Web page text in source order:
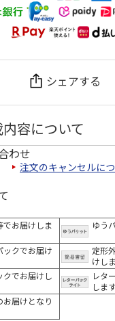
シェアする
容について
わせ
注文のキャンセルに
でお届けしま
ゆう
ックでお届け
定形
けし
クでお届けし
レタ
しま
届けとなり